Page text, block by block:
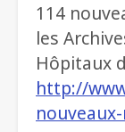
114
les
Hôpitaux
http://